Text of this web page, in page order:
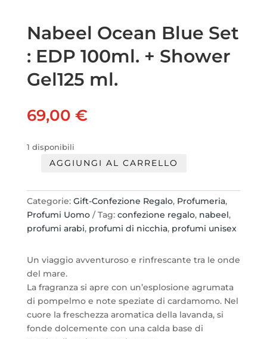
Nabeel Ocean Blue Set
: EDP 100ml. + Shower
Gel125 ml.
69,00 €
1 disponibili
Nabeel
Blue
Set
+
Shower
Gel125
ml.
quantità
AGGIUNGI AL CARRELLO
Categorie: Gift-Confezione Regalo, Profumeria,
Profumi Uomo
Tag: confezione regalo, nabeel,
profumi arabi, profumi di nicchia, profumi unisex
Un viaggio avventuroso e rinfrescante tra le onde
del mare.
La fragranza si apre con un’esplosione agrumata
di pompelmo e note speziate di cardamomo. Nel
cuore la freschezza aromatica della lavanda, si
fonde dolcemente con una calda base di